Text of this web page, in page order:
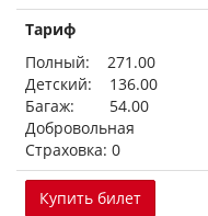
Тариф
Полный: 271.00
Детский: 136.00
Багаж: 54.00
Добровольная
Страховка: 0
Купить билет